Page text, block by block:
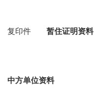
复印件 暂住证明资料
中方单位资料